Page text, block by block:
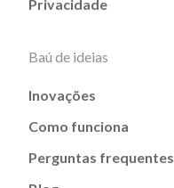
Privacidade
Baú de ideias
Inovações
Como funciona
Perguntas frequentes